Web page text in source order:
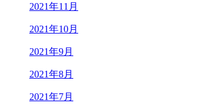
2021年11月
2021年10月
2021年9月
2021年8月
2021年7月